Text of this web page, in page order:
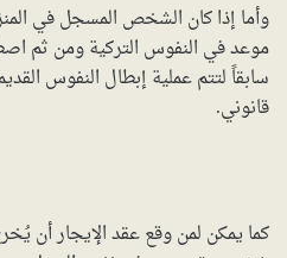
وأما إذا كان الشخص المسجل في
موعد في النفوس التركية ومن ثم
سابقاً لتتم عملية إبطال النفوس
قانوني.
كما يمكن لمن وقع عقد الإيجار أن